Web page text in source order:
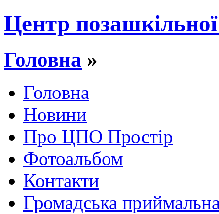
Центр
Головна »
Головна
Новини
Про ЦПО Простір
Фотоальбом
Контакти
Громадська